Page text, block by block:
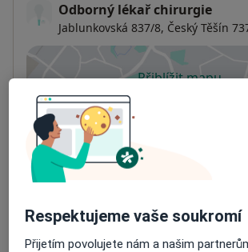
Odborný lékař chirurgie
Jablunkovská 837/8, Český Těšín
Přiblížit mapu
Dostupnost
Na této adrese online kalendář není
Co mám v takové situaci udělat?
Na teto adrese lékař přijímá
Detaily
Respektujeme vaše soukromí
Přijetím povolujete nám a našim